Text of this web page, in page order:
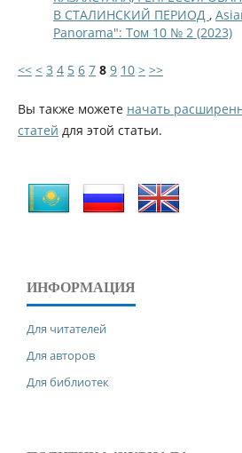
В СТАЛИНСКИЙ ПЕРИОД ,
Panorama": Том 10 № 2 (2023)
<< < 3 4 5 6 7 8 9 10 > >>
Вы также можете начать
статей для этой статьи.
ИНФОРМАЦИЯ
Для читателей
Для авторов
Для библиотек